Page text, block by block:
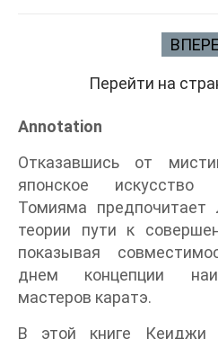
Перейти на
Annotation
Отказавшись от
японское
Томияма предпочитает
теории пути к
показывая
днем концепции
мастеров каратэ.
В этой книге Кеиджи